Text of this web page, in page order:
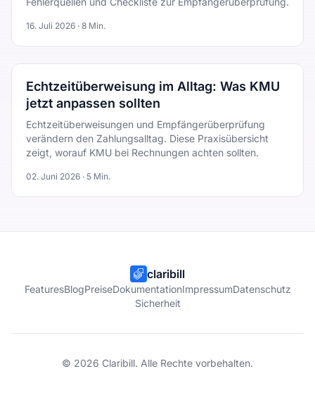
16. Juli 2026 · 8 Min.
Echtzeitüberweisung im Alltag: Was KMU
jetzt anpassen sollten
Echtzeitüberweisungen und Empfängerüberprüfung
verändern den Zahlungsalltag. Diese Praxisübersicht
zeigt, worauf KMU bei Rechnungen achten sollten.
02. Juni 2026 · 5 Min.
claribill
FeaturesBlogPreiseDokumentationImpressumDatenschutz
Sicherheit
© 2026 Claribill. Alle Rechte vorbehalten.